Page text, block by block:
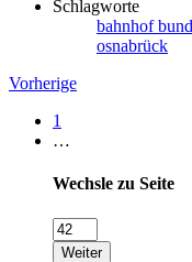
Schlagworte
bahnhof
osnabrück
Vorherige
1
…
Wechsle zu Seite
Weiter